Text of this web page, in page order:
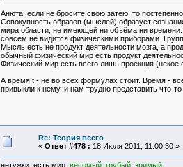
Анюта, если не бросите свою затею, то
Совокупность образов (мыслей) образует
мира области, не имеющей ни объёма ни
совсем не видится физическими приборами.
Мысль есть не продукт деятельности мозга, а
обычный физический мир есть продукт
Физический мир есть всего лишь проекция (некое
А время t - не во всех формулах стоит. Время -
привыкли к нему, и нам трудно представить
Re: Теория всего
« Ответ #478 : 18 Июля 2011, 11:00:30 »
нетужки, есть мир, весомый, грубый, зримый.